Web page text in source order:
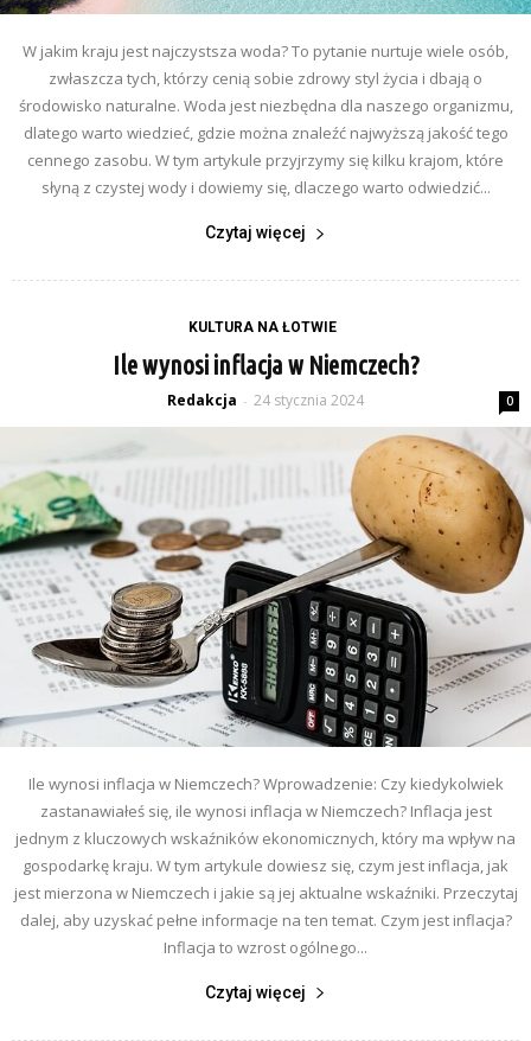
W jakim kraju jest najczystsza woda? To pytanie nurtuje wiele osób,
zwłaszcza tych, którzy cenią sobie zdrowy styl życia i dbają o
środowisko naturalne. Woda jest niezbędna dla naszego organizmu,
dlatego warto wiedzieć, gdzie można znaleźć najwyższą jakość tego
cennego zasobu. W tym artykule przyjrzymy się kilku krajom, które
słyną z czystej wody i dowiemy się, dlaczego warto odwiedzić...
Czytaj więcej
KULTURA NA ŁOTWIE
Ile wynosi inflacja w Niemczech?
Redakcja - 24 stycznia 2024 0
Ile wynosi inflacja w Niemczech? Wprowadzenie: Czy kiedykolwiek
zastanawiałeś się, ile wynosi inflacja w Niemczech? Inflacja jest
jednym z kluczowych wskaźników ekonomicznych, który ma wpływ na
gospodarkę kraju. W tym artykule dowiesz się, czym jest inflacja, jak
jest mierzona w Niemczech i jakie są jej aktualne wskaźniki. Przeczytaj
dalej, aby uzyskać pełne informacje na ten temat. Czym jest inflacja?
Inflacja to wzrost ogólnego...
Czytaj więcej